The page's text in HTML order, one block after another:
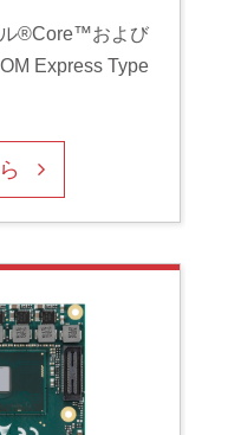
ル®Core™および
Express Type